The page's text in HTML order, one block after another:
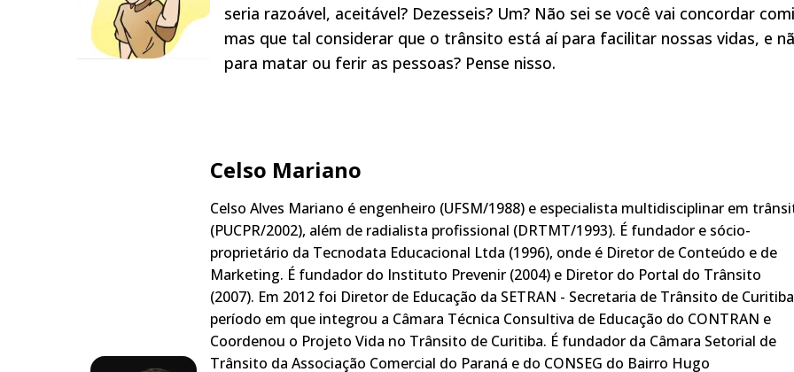
seria razoável, aceitável? Dezesseis? Um? Não sei se você vai concordar
mas que tal considerar que o trânsito está aí para facilitar nossas vidas, e
para matar ou ferir as pessoas? Pense nisso.
Celso Mariano
Celso Alves Mariano é engenheiro (UFSM/1988) e especialista multidisciplinar em
(PUCPR/2002), além de radialista profissional (DRTMT/1993). É fundador e sócio-
proprietário da Tecnodata Educacional Ltda (1996), onde é Diretor de Conteúdo e de
Marketing. É fundador do Instituto Prevenir (2004) e Diretor do Portal do Trânsito
(2007). Em 2012 foi Diretor de Educação da SETRAN - Secretaria de Trânsito de
período em que integrou a Câmara Técnica Consultiva de Educação do CONTRAN e
Coordenou o Projeto Vida no Trânsito de Curitiba. É fundador da Câmara Setorial de
Trânsito da Associação Comercial do Paraná e do CONSEG do Bairro Hugo